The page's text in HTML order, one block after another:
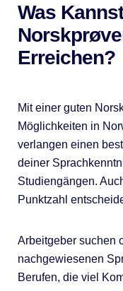
Was
Erreichen?
Mit einer guten
Möglichkeiten in
verlangen einen
deiner
Studiengängen.
Punktzahl
Arbeitgeber suchen
nachgewiesenen
Berufen, die viel